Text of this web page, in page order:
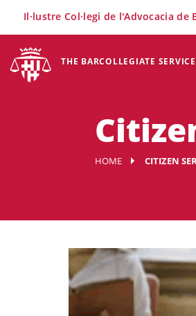
THE BARCOLLEGIATE
Il·lustre Col·legi de l'Advocacia de
HOME CITIZEN